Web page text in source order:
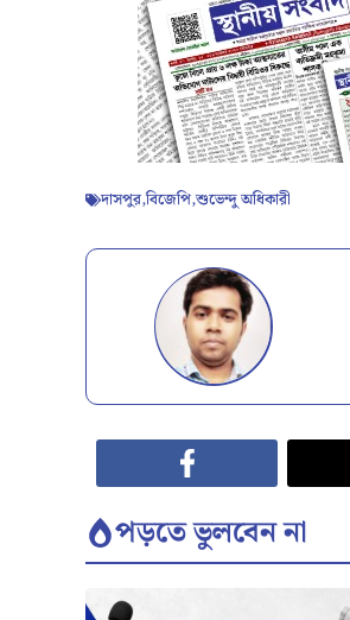
দাসপুর,বিজেপি,শুভেন্দু অধিকারী
পড়তে ভুলবেন না